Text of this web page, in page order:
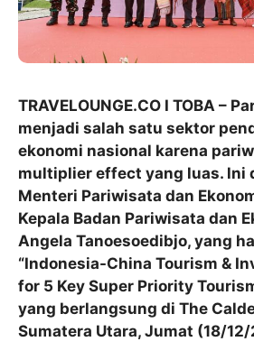
TRAVELOUNGE.CO I TOBA –
menjadi salah satu sektor
ekonomi nasional karena
multiplier effect yang luas. lni
Menteri Pariwisata dan
Kepala Badan Pariwisata dan
Angela Tanoesoedibjo, yang
“Indonesia-China Tourism &
for 5 Key Super Priority
yang berlangsung di The
Sumatera Utara, Jumat (18/